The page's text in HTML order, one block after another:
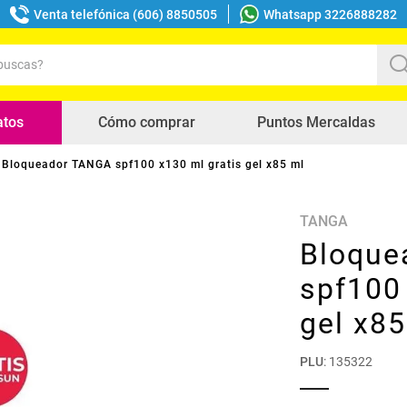
Venta telefónica (606) 8850505 Whatsapp 3226888282
Cómo comprar Puntos Mercaldas
Bloqueador TANGA spf100 x130 ml gratis gel x85 ml
TANGA
gel
PLU: 135322
buscados